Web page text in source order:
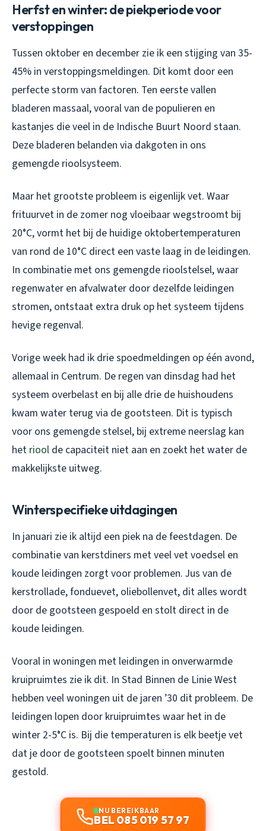
Herfst en winter: de piekperiode voor
verstoppingen
Tussen oktober en december zie ik een stijging van 35-
45% in verstoppingsmeldingen. Dit komt door een
perfecte storm van factoren. Ten eerste vallen
bladeren massaal, vooral van de populieren en
kastanjes die veel in de Indische Buurt Noord staan.
Deze bladeren belanden via dakgoten in ons
gemengde rioolsysteem.
Maar het grootste probleem is eigenlijk vet. Waar
frituurvet in de zomer nog vloeibaar wegstroomt bij
20°C, vormt het bij de huidige oktobertemperaturen
van rond de 10°C direct een vaste laag in de leidingen.
In combinatie met ons gemengde rioolstelsel, waar
regenwater en afvalwater door dezelfde leidingen
stromen, ontstaat extra druk op het systeem tijdens
hevige regenval.
Vorige week had ik drie spoedmeldingen op één avond,
allemaal in Centrum. De regen van dinsdag had het
systeem overbelast en bij alle drie de huishoudens
kwam water terug via de gootsteen. Dit is typisch
voor ons gemengde stelsel, bij extreme neerslag kan
het riool de capaciteit niet aan en zoekt het water de
makkelijkste uitweg.
Winterspecifieke uitdagingen
In januari zie ik altijd een piek na de feestdagen. De
combinatie van kerstdiners met veel vet voedsel en
koude leidingen zorgt voor problemen. Jus van de
kerstrollade, fonduevet, oliebollenvet, dit alles wordt
door de gootsteen gespoeld en stolt direct in de
koude leidingen.
Vooral in woningen met leidingen in onverwarmde
kruipruimtes zie ik dit. In Stad Binnen de Linie West
hebben veel woningen uit de jaren ’30 dit probleem. De
leidingen lopen door kruipruimtes waar het in de
winter 2-5°C is. Bij die temperaturen is elk beetje vet
dat je door de gootsteen spoelt binnen minuten
gestold.
NU BEREIKBAAR
BEL 085 019 57 97